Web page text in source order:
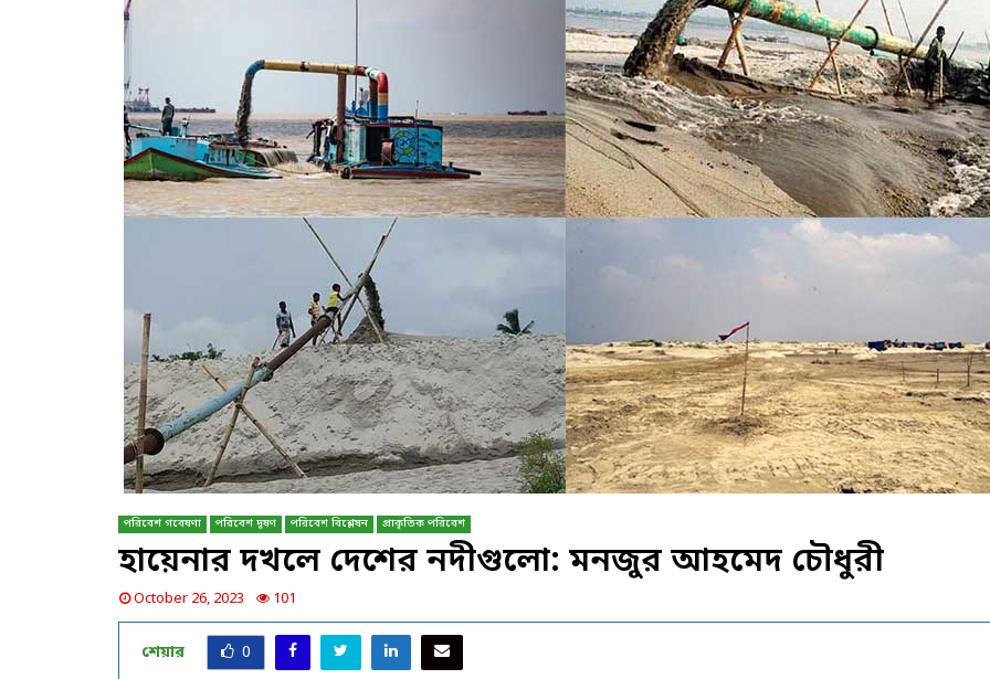
পরিবেশ গবেষণা পরিবেশ দূষণ পরিবেশ বিশ্লেষন প্রাকৃতিক পরিবেশ
হায়েনার দখলে দেশের নদীগুলো: মনজুর আহমেদ চৌধুরী
October 26, 2023 101
শেয়ার 0